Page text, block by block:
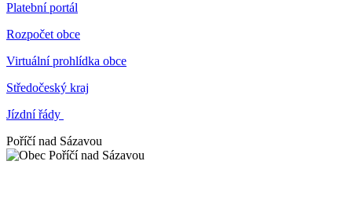
Platební portál
Rozpočet obce
Virtuální prohlídka obce
Středočeský kraj
Jízdní řády
Poříčí nad Sázavou